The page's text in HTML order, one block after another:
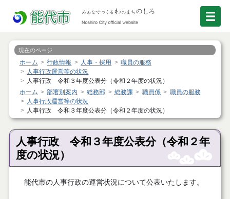
現在のページ
ホーム 行政情報 人事・採用
職員の服務
人事行政運営等の状況
人事行政 令和３年度公表分（令和２年度の状況）
ホーム
部署別案内 総務部 総務課 職員係
職員の服務
人事行政運営等の状況
人事行政 令和３年度公表分（令和２年度の状況）
人事行政 令和３年度公表分（令和２年
度の状況）
能代市の人事行政の運営状況について公表いたします。